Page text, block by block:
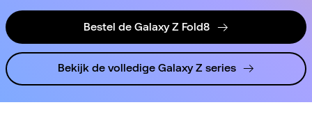
Bestel de Galaxy Z Fold8
Bekijk de volledige Galaxy Z series